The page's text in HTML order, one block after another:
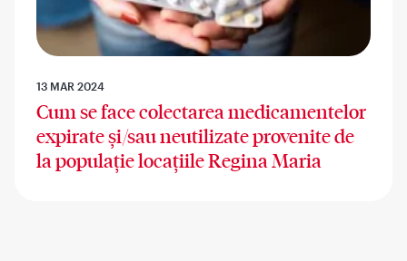
13 MAR 2024
Cum se face colectarea medicamentelor
expirate și/sau neutilizate provenite de
la populație locațiile Regina Maria